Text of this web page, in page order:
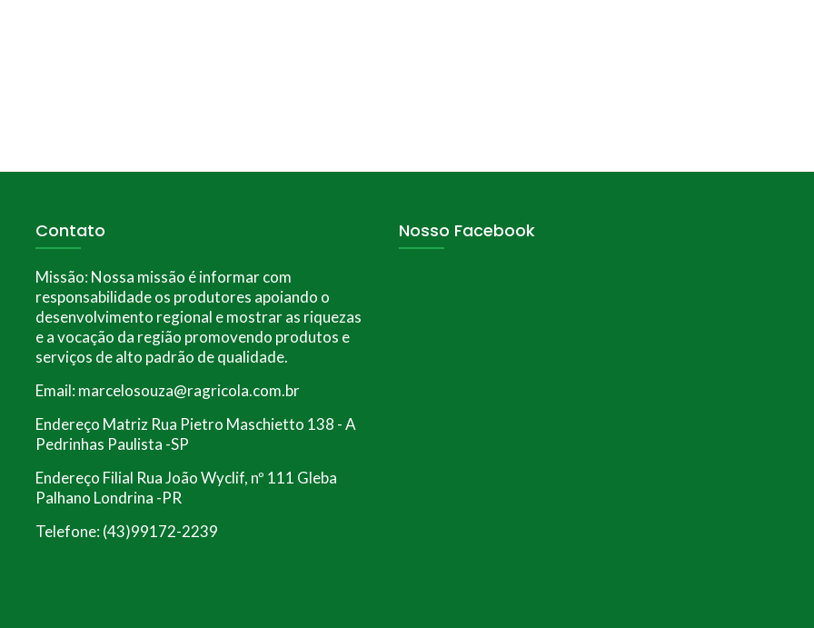
Contato
Missão:Nossa missão é informar com
responsabilidade os produtores apoiando o
desenvolvimento regional e mostrar as riquezas
e a vocação da região promovendo produtos e
serviços de alto padrão de qualidade.
Email: marcelosouza@ragricola.com.br
Endereço Matriz Rua Pietro Maschietto 138 - A
Pedrinhas Paulista -SP
Endereço Filial Rua João Wyclif, nº 111 Gleba
Palhano Londrina -PR
Telefone: (43)99172-2239
Nosso Facebook